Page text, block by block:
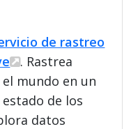
de rastreo
. Rastrea
mundo en un
de los
datos